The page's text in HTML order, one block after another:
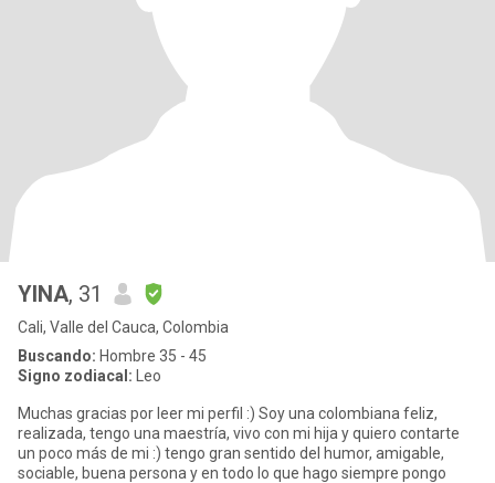
YINA, 31
Cali, Valle del Cauca, Colombia
Buscando: Hombre 35 - 45
Signo zodiacal: Leo
Muchas gracias por leer mi perfil :) Soy una colombiana feliz,
realizada, tengo una maestría, vivo con mi hija y quiero contarte
un poco más de mi :) tengo gran sentido del humor, amigable,
sociable, buena persona y en todo lo que hago siempre pongo